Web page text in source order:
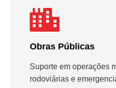
Obras Públicas
Suporte em operações
rodoviárias e